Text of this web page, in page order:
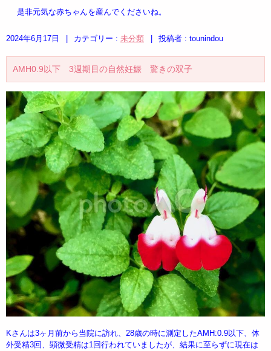
是非元気な赤ちゃんを産んでくださいね。
2024年6月17日 | カテゴリー : 未分類 | 投稿者 : tounindou
AMH0.9以下 3週期目の自然妊娠 驚きの双子
Kさんは3ヶ月前から当院に訪れ、28歳の時に測定したAMH:0.9以下、体
外受精3回、顕微受精は1回行われていましたが、結果に至らずに現在は